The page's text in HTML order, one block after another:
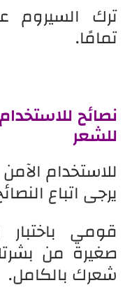
ترك
تمامًا.
نصائح
للشعر
للاستخدام
يرجى اتباع
قومي
صغيرة من
شعرك بالكامل.